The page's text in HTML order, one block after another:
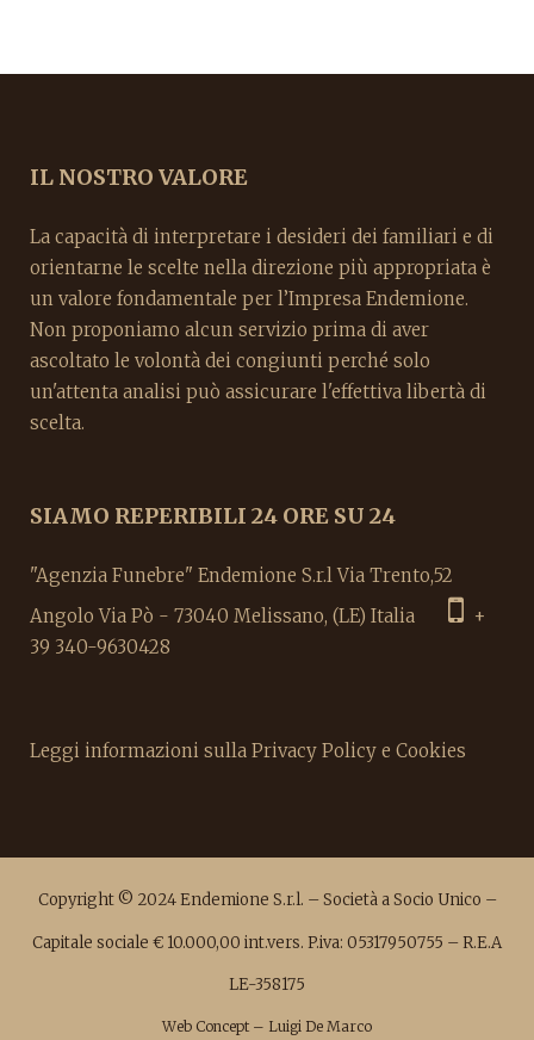
IL NOSTRO VALORE
La capacità di interpretare i desideri dei familiari e di
orientarne le scelte nella direzione più appropriata è
un valore fondamentale per l’Impresa Endemione.
Non proponiamo alcun servizio prima di aver
ascoltato le volontà dei congiunti perché solo
un'attenta analisi può assicurare l'effettiva libertà di
scelta.
SIAMO REPERIBILI 24 ORE SU 24
"Agenzia Funebre" Endemione S.r.l Via Trento,52
Angolo Via Pò - 73040 Melissano, (LE) Italia
+
39 340-9630428
Leggi informazioni sulla Privacy Policy e Cookies
Copyright © 2024 Endemione S.r.l. – Società a Socio Unico –
Capitale sociale € 10.000,00 int.vers. P.iva: 05317950755 – R.E.A
LE-358175
Web Concept – Luigi De Marco